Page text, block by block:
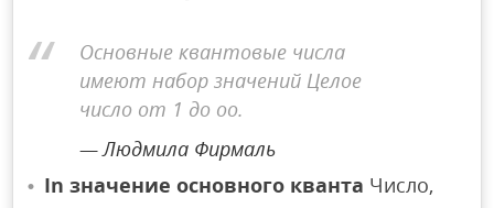
Основные квантовые числа
имеют набор значений Целое
число от 1 до oo.
Людмила Фирмаль
In значение основного кванта Число,